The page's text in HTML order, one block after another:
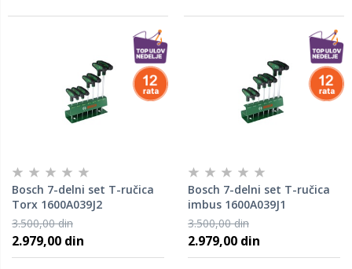
Bosch 7-delni set T-ručica
Torx 1600A039J2
3.500,00 din
2.979,00 din
Bosch 7-delni set T-ručica
imbus 1600A039J1
3.500,00 din
2.979,00 din